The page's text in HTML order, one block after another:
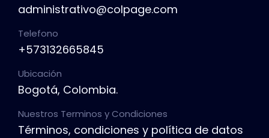
administrativo@colpage.com
Telefono
+573132665845
Ubicación
Bogotá, Colombia.
Nuestros Terminos y Condiciones
Términos, condiciones y política de datos